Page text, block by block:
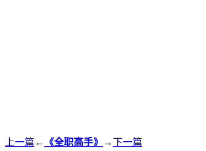
上一篇 ← 《全职高手》 →下一篇